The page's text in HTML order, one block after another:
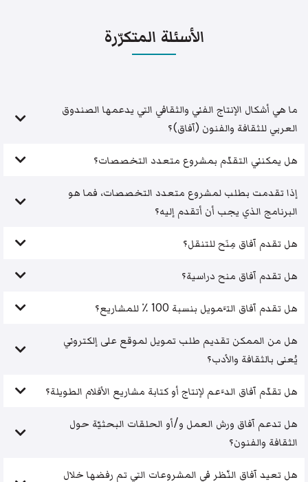
الأسئلة المتكرّرة
ما هي أشكال الإنتاج الفني والثقافي التي يدعمها الصندوق
العربي للثقافة والفنون (آفاق)؟
هل يمكنني التقدّم بمشروع متعدد التخصصات؟
إذا تقدمت بطلب لمشروع متعدد التخصصات، فما هو
البرنامج الذي يجب أن أتقدم إليه؟
هل تقدم آفاق مِنَح للتنقل؟
هل تقدم آفاق منح دراسية؟
هل تقدم آفاق التَّمويل بنسبة 100 ٪ للمشاريع؟
هل من الممكن تقديم طلب تمويل لموقع على إلكتروني
يُعنى بالثقافة والأدب؟
هل تقدّم آفاق الدَّعم لإنتاج أو كتابة مشاريع الأفلام الطويلة؟
هل تدعم آفاق ورش العمل و/أو الحلقات البحثيّة حول
الثقافة والفنون؟
هل تعيد آفاق النّظر في المشروعات التي تم رفضها خلال